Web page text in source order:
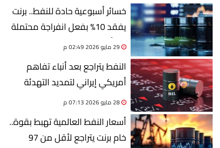
خسائر أسبوعية حادة للنفط.. برنت
يفقد 10% بفعل انفراجة محتملة
في أزمة إيران
29 مايو 2026 02:49 م
النفط يتراجع بعد أنباء تفاهم
أمريكي إيراني لتمديد التهدئة
28 مايو 2026 07:13 م
أسعار النفط العالمية تهبط بقوة..
خام برنت يتراجع لأقل من 97